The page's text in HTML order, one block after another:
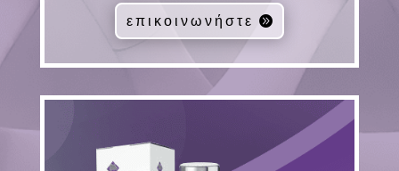
επικοινωνήστε